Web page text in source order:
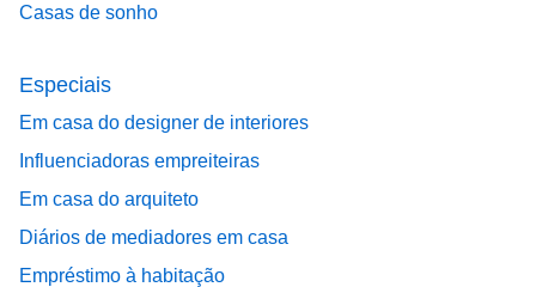
Casas de sonho
Especiais
Em casa do designer de interiores
Influenciadoras empreiteiras
Em casa do arquiteto
Diários de mediadores em casa
Empréstimo à habitação